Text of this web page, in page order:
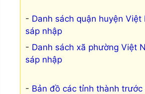
Danh sách quận huyện Việt
sáp nhập
Danh sách xã phường Việt
sáp nhập
Bản đồ các tỉnh thành trước